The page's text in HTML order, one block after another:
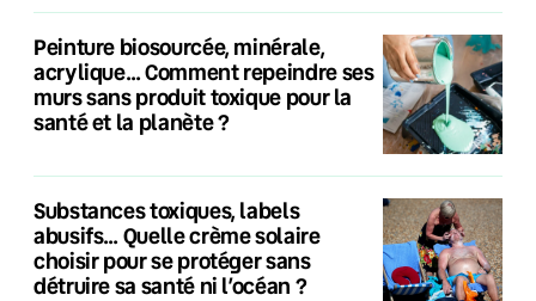
Peinture biosourcée, minérale,
acrylique… Comment repeindre ses
murs sans produit toxique pour la
santé et la planète ?
Substances toxiques, labels
abusifs… Quelle crème solaire
choisir pour se protéger sans
détruire sa santé ni l’océan ?